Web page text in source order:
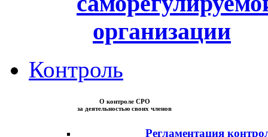
организации
Контроль
О контроле СРО
за деятельностью своих членов
Регламентация